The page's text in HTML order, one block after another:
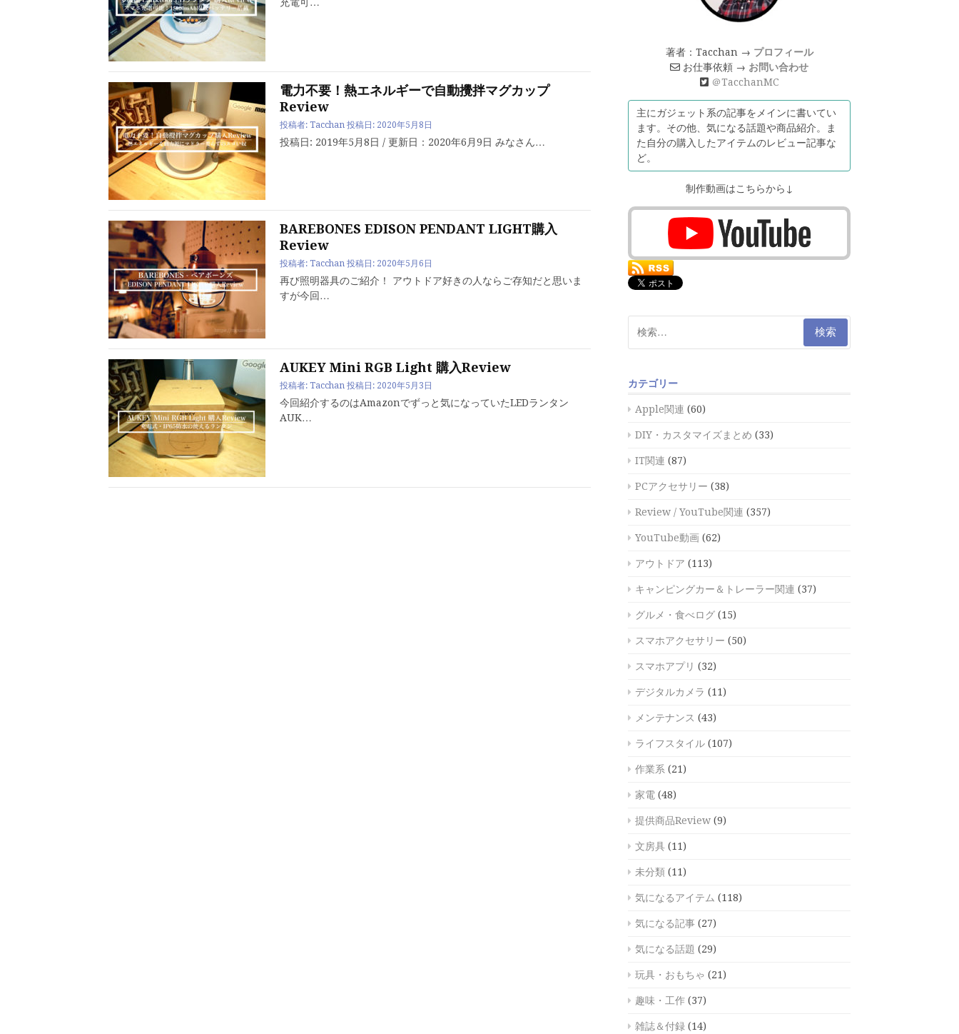
電力不要！熱エネルギーで自動攪拌マグカップ
Review
投稿者: Tacchan 投稿日: 2020年5月8日
投稿日: 2019年5月8日 / 更新日：2020年6月9日 みなさん…
BAREBONES EDISON PENDANT LIGHT購入
Review
投稿者: Tacchan 投稿日: 2020年5月6日
再び照明器具のご紹介！ アウトドア好きの人ならご存知だと思いま
すが今回…
AUKEY Mini RGB Light 購入Review
投稿者: Tacchan 投稿日: 2020年5月3日
今回紹介するのはAmazonでずっと気になっていたLEDランタン
AUK…
著者：Tacchan → プロフィール
お仕事依頼 → お問い合わせ
＠TacchanMC
主にガジェット系の記事をメインに書いてい
ます。その他、気になる話題や商品紹介。ま
た自分の購入したアイテムのレビュー記事な
ど。
制作動画はこちらから↓
索:
カテゴリー
Apple関連 (60)
DIY・カスタマイズまとめ (33)
IT関連 (87)
PCアクセサリー (38)
Review / YouTube関連 (357)
YouTube動画 (62)
アウトドア (113)
キャンピングカー＆トレーラー関連 (37)
グルメ・食べログ (15)
スマホアクセサリー (50)
スマホアプリ (32)
デジタルカメラ (11)
メンテナンス (43)
ライフスタイル (107)
作業系 (21)
家電 (48)
提供商品Review (9)
文房具 (11)
未分類 (11)
気になるアイテム (118)
気になる記事 (27)
気になる話題 (29)
玩具・おもちゃ (21)
趣味・工作 (37)
雑誌＆付録 (14)